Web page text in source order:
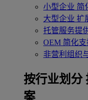
小型企业 简
大型企业 扩
托管服务提
OEM 简化
非营利组织
‌按行业划分
案